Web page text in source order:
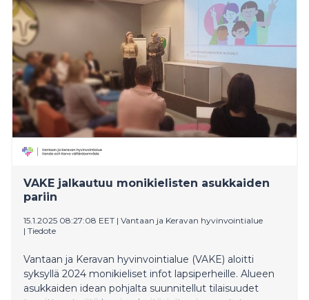
evankelis-luterilaiseen kirkkoon kuuluu 2,3 prosenttia.
Heitä on 1836 henkilöä, eli kaikista jäsenistä 1,2 %.
VAKE jalkautuu monikielisten asukkaiden
pariin
15.1.2025 08:27:08 EET | Vantaan ja Keravan hyvinvointialue
| Tiedote
Vantaan ja Keravan hyvinvointialue (VAKE) aloitti
syksyllä 2024 monikieliset infot lapsiperheille. Alueen
asukkaiden idean pohjalta suunnitellut tilaisuudet